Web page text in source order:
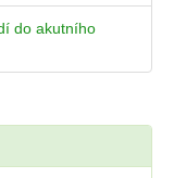
do akutního